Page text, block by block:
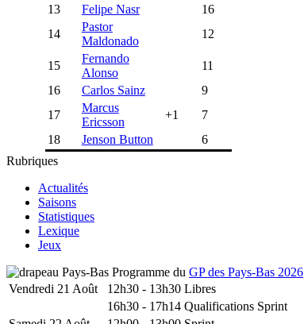
13
Felipe Nasr
16
14
Pastor
Maldonado
12
15
Fernando
Alonso
11
16
Carlos Sainz
9
17
Marcus
Ericsson
+1
7
18
Jenson Button 6
Rubriques
Actualités
Saisons
Statistiques
Lexique
Jeux
Programme du GP des Pays-Bas 2026
Vendredi 21 Août
12h30 - 13h30 Libres
16h30 - 17h14 Qualifications Sprint